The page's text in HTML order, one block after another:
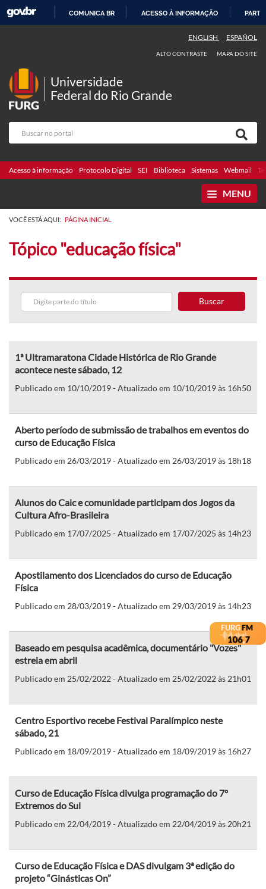
COMUNICA BR ACESSO À INFORMAÇÃO
ENGLISH ESPAÑOL
ALTO CONTRASTE MAPA DO SITE
Universidade
Federal do Rio Grande
Acesso à informação Protocolo Digital SEI Biblioteca Sistemas Webmail
MENU
VOCÊ ESTÁ AQUI: PÁGINA INICIAL
Tópico "educação física"
Buscar
1ª Ultramaratona Cidade Histórica de Rio Grande
acontece neste sábado, 12
Publicado em 10/10/2019 - Atualizado em 10/10/2019 às 16h50
Aberto período de submissão de trabalhos em eventos do
curso de Educação Física
Publicado em 26/03/2019 - Atualizado em 26/03/2019 às 18h18
Alunos do Caic e comunidade participam dos Jogos da
Cultura Afro-Brasileira
Publicado em 17/07/2025 - Atualizado em 17/07/2025 às 14h23
Apostilamento dos Licenciados do curso de Educação
Física
Publicado em 28/03/2019 - Atualizado em 29/03/2019 às 14h23
Baseado em pesquisa acadêmica, documentário "Vozes"
estreia em abril
Publicado em 25/02/2022 - Atualizado em 25/02/2022 às 21h01
Centro Esportivo recebe Festival Paralímpico neste
sábado, 21
Publicado em 18/09/2019 - Atualizado em 18/09/2019 às 16h27
Curso de Educação Física divulga programação do 7º
Extremos do Sul
Publicado em 22/04/2019 - Atualizado em 22/04/2019 às 20h21
Curso de Educação Física e DAS divulgam 3ª edição do
projeto “Ginásticas On”